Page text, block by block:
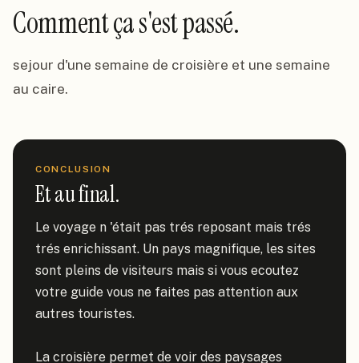
Comment ça s'est passé.
sejour d'une semaine de croisière et une semaine
au caire.
CONCLUSION
Et au final.
Le voyage n 'était pas trés reposant mais trés
trés enrichissant. Un pays magnifique, les sites
sont pleins de visiteurs mais si vous ecoutez
votre guide vous ne faites pas attention aux
autres touristes.
La croisière permet de voir des paysages